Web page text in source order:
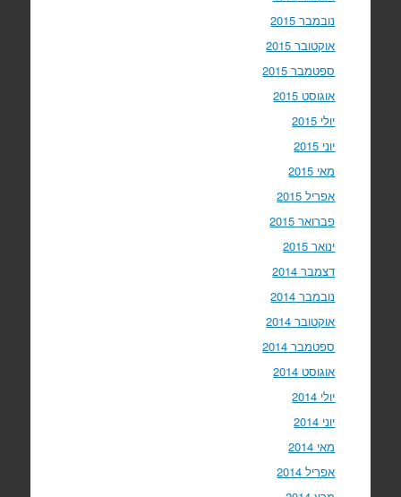
נובמבר 2015
אוקטובר 2015
ספטמבר 2015
אוגוסט 2015
יולי 2015
יוני 2015
מאי 2015
אפריל 2015
פברואר 2015
ינואר 2015
דצמבר 2014
נובמבר 2014
אוקטובר 2014
ספטמבר 2014
אוגוסט 2014
יולי 2014
יוני 2014
מאי 2014
אפריל 2014